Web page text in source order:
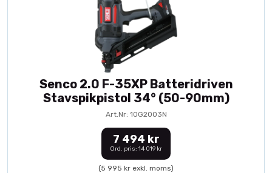
Senco 2.0 F-35XP Batteridriven
Stavspikpistol 34° (50-90mm)
Art.Nr: 10G2003N
7 494 kr
Ord. pris: 14 019 kr
(5 995 kr exkl. moms)